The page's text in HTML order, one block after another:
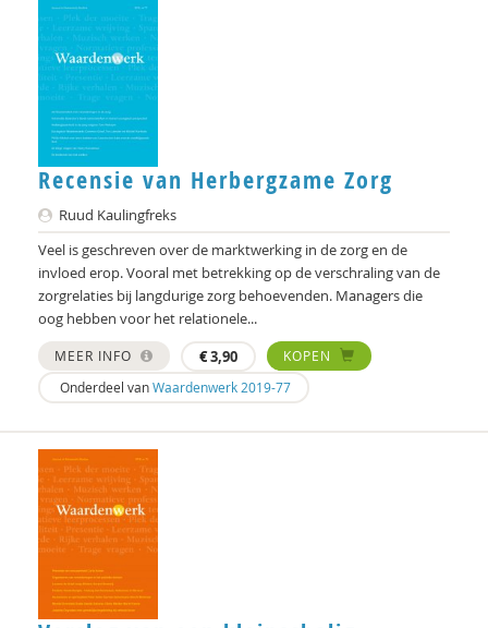
Recensie van Herbergzame Zorg
Ruud Kaulingfreks
Veel is geschreven over de marktwerking in de zorg en de
invloed erop. Vooral met betrekking op de verschraling van de
zorgrelaties bij langdurige zorg behoevenden. Managers die
oog hebben voor het relationele...
MEER INFO €3,90
KOPEN
Onderdeel vanWaardenwerk 2019-77